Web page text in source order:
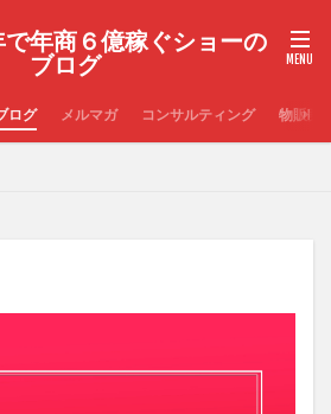
年商６億稼ぐショーの
ブログ
ログ メルマガ コンサルティング 物販実